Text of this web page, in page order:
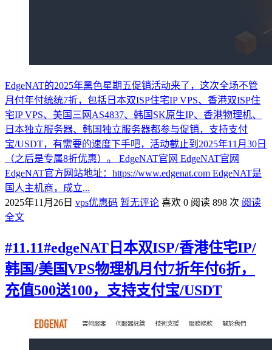
EdgeNAT的2025年黑色星期五促销活动来了，这次全场不管
月付年付统统7折，包括日本双ISP住宅IP VPS、香港双ISP住
宅IP VPS、美国三网AS4837、韩国SK原生IP、香港物理机、
日本独立服务器、韩国独立服务器都参与促销，支持支付
宝/USDT，有需要的速度下手吧，活动截止到2025年11月30日
（之后是专属8折优惠）。 EdgeNAT官网 EdgeNAT官网
EdgeNAT官方网站地址：https://www.edgenat.com EdgeNAT是
国人主机商，成立...
2025年11月26日 vps优惠码 暂无评论 喜欢 0 阅读 898 次 阅读
全文
#11.11#edgeNAT日本双ISP/香港住宅IP/
韩国/美国VPS物理机月付7折年付6折，
充值500送100，支持支付宝/USDT